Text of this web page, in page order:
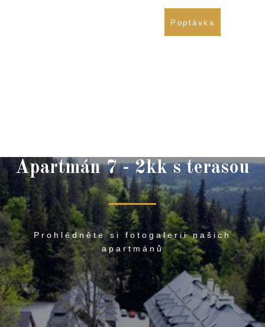
Poptávka
Apartmán 7 - 2kk s terasou
Prohlédněte si fotogalerii našich
apartmánů